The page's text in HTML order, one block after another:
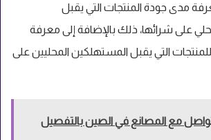
مدى جودة المنتجات التي يقبل
على شرائها، ذلك بالإضافة إلى معرفة
التي يقبل المستهلكين المحليين على
مع المصانع في الصين بالتفصيل